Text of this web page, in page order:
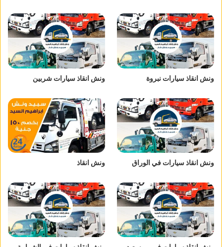
ونش انقاذ سيارات نبروة ونش انقاذ سيارات شربين
ونش انقاذ سيارات في الوراق ونش انقاذ